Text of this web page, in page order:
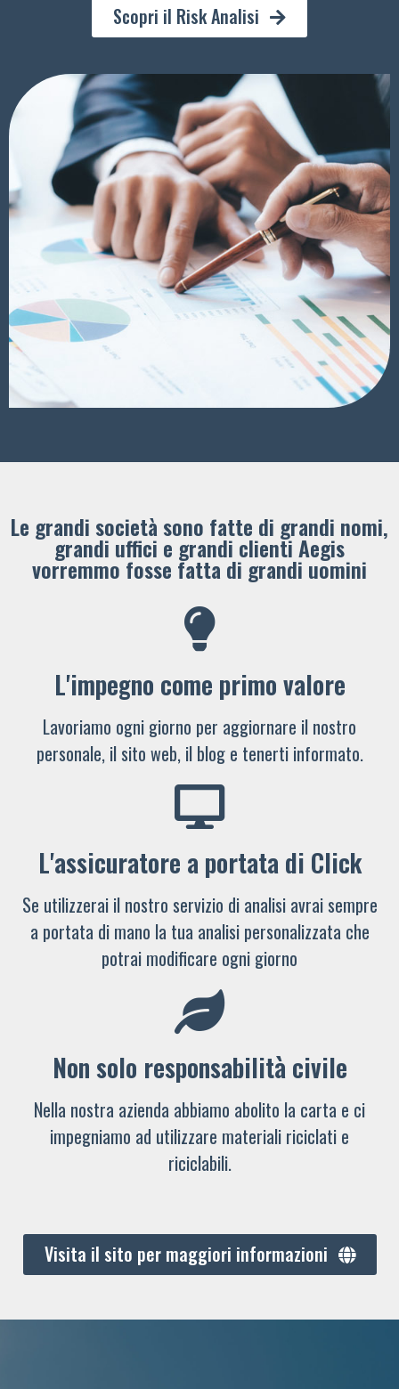
Scopri il Risk Analisi
Le grandi società sono fatte di grandi nomi,
grandi uffici e grandi clienti ​Aegis
vorremmo fosse fatta di grandi uomini
L'impegno come primo valore
Lavoriamo ogni giorno per aggiornare il nostro
personale, il sito web, il blog e tenerti informato.
L'assicuratore a portata di Click
Se utilizzerai il nostro servizio di analisi avrai sempre
a portata di mano la tua analisi personalizzata che
potrai modificare ogni giorno
Non solo responsabilità civile
Nella nostra azienda abbiamo abolito la carta e ci
impegniamo ad utilizzare materiali riciclati e
riciclabili.
Visita il sito per maggiori informazioni